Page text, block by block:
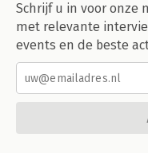
Schrijf u in voor onze
met relevante
events en de beste